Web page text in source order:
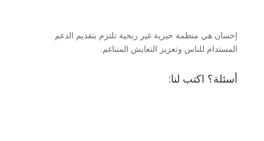
إحسان هي منظمة خيرية غير ربحية تلتزم بتقديم الدعم
المستدام للناس وتعزيز التعايش المتناغم.
أسئلة؟ اكتب لنا: